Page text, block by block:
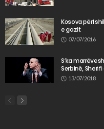
Kosova
e gazit
07/07/2016
S’ka
Serbinë,
13/07/2018